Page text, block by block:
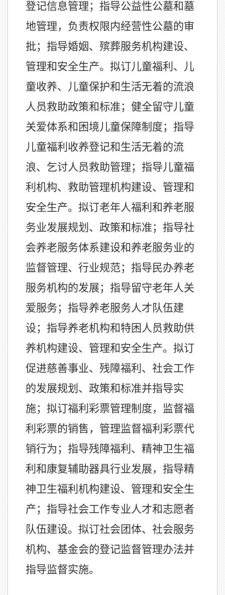
登记信息管理；指导公益性公墓和墓
地管理，负责权限内经营性公墓的审
批；指导婚姻、殡葬服务机构建设、
管理和安全生产。拟订儿童福利、儿
童收养、儿童保护和生活无着的流浪
人员救助政策和标准；健全留守儿童
关爱体系和困境儿童保障制度；指导
儿童福利收养登记和生活无着的流
浪、乞讨人员救助管理；指导儿童福
利机构、救助管理机构建设、管理和
安全生产。拟订老年人福利和养老服
务业发展规划、政策和标准；指导社
会养老服务体系建设和养老服务业的
监督管理、行业规范；指导民办养老
服务机构的发展；指导留守老年人关
爱服务；指导养老服务人才队伍建
设；指导养老机构和特困人员救助供
养机构建设、管理和安全生产。拟订
促进慈善事业、残障福利、社会工作
的发展规划、政策和标准并指导实
施；拟订福利彩票管理制度，监督福
利彩票的销售，管理监督福利彩票代
销行为；指导残障福利、精神卫生福
利和康复辅助器具行业发展，指导精
神卫生福利机构建设、管理和安全生
产；指导社会工作专业人才和志愿者
队伍建设。拟订社会团体、社会服务
机构、基金会的登记监督管理办法并
指导监督实施。